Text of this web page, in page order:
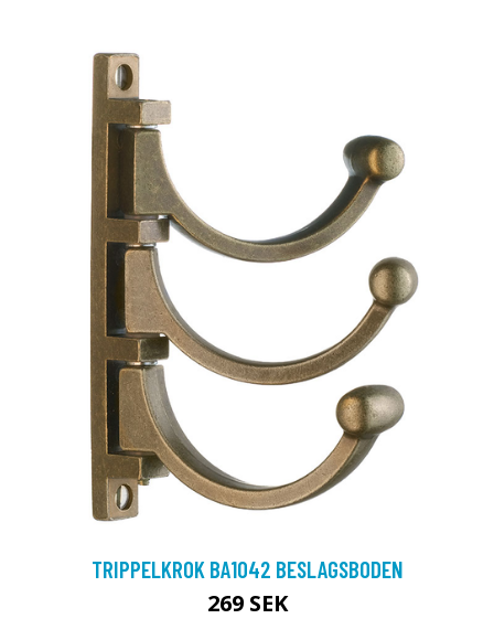
TRIPPELKROK BA1042 BESLAGSBODEN
269 SEK